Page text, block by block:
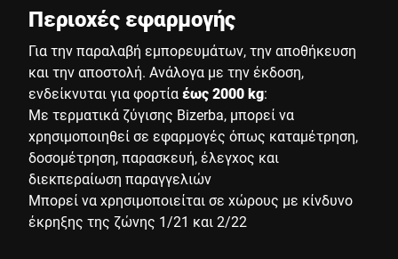
Περιοχές εφαρμογής
Για την παραλαβή εμπορευμάτων, την αποθήκευση
και την αποστολή. Ανάλογα με την έκδοση,
ενδείκνυται για φορτίαέως 2000 kg:
Με τερματικά ζύγισης Bizerba, μπορεί να
χρησιμοποιηθεί σε εφαρμογές όπως καταμέτρηση,
δοσομέτρηση, παρασκευή, έλεγχος και
διεκπεραίωση παραγγελιών
Μπορεί να χρησιμοποιείται σε χώρους με κίνδυνο
έκρηξης της ζώνης 1/21 και 2/22